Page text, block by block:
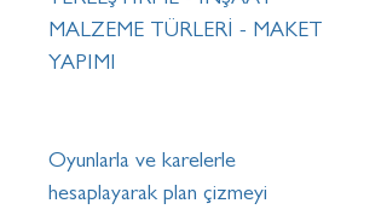
MALZEME TÜRLERİ - MAKET
YAPIMI
Oyunlarla ve karelerle
hesaplayarak plan çizmeyi